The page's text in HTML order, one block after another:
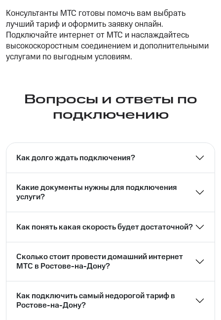
Консультанты МТС готовы помочь вам выбрать
лучший тариф и оформить заявку онлайн.
Подключайте интернет от МТС и наслаждайтесь
высокоскоростным соединением и дополнительными
услугами по выгодным условиям.
Вопросы и ответы по
подключению
Как долго ждать подключения?
Какие документы нужны для подключения
услуги?
Как понять какая скорость будет достаточной?
Сколько стоит провести домашний интернет
МТС в Ростове-на-Дону?
Как подключить самый недорогой тариф в
Ростове-на-Дону?